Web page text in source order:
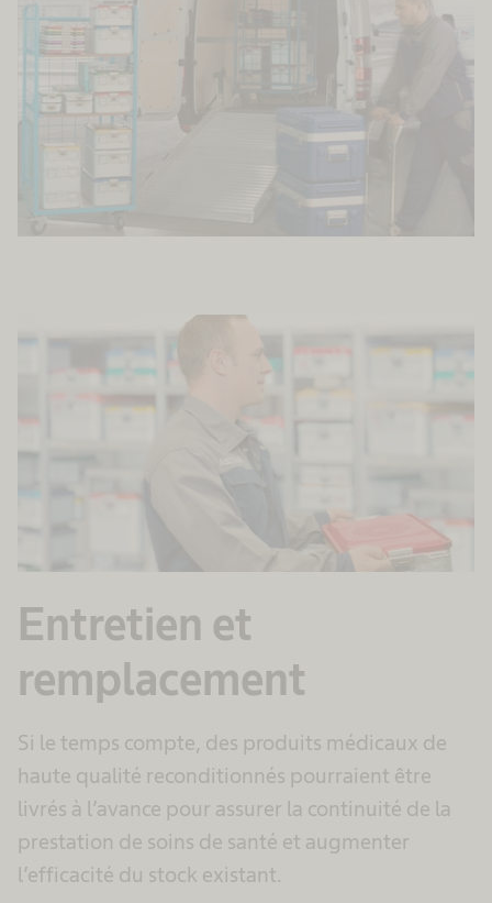
Entretien et
remplacement
Si le temps compte, des produits médicaux de
haute qualité reconditionnés pourraient être
livrés à l’avance pour assurer la continuité de la
prestation de soins de santé et augmenter
l’efficacité du stock existant.